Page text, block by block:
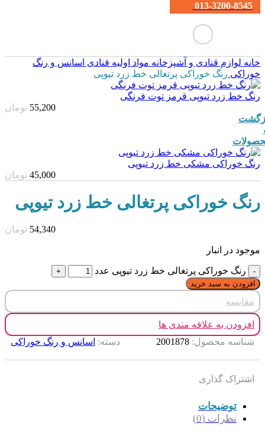
013-3200-8545
خانه لوازم قنادی و آشپزخانه مواد اولیه قنادی اسانس و رنگ
خوراکی رنگ خوراکی پرتغالی خط زرد تیوپی
رنگ خط زرد تیوپی قرمز توت فرنگی
55,200 تومان
رنگ خوراکی مشکی خط زرد تیوپی
45,000 تومان
رنگ خوراکی پرتغالی خط زرد تیوپی
54,340 تومان
موجود در انبار
رنگ خوراکی پرتغالی خط زرد تیوپی عدد
افزودن به سبد خرید
مقایسه
افزودن به علاقه مندی ها
شناسه محصول: 2001878 دسته: اسانس و رنگ خوراکی
اشتراک گذاری
توضیحات
نظرات (0)